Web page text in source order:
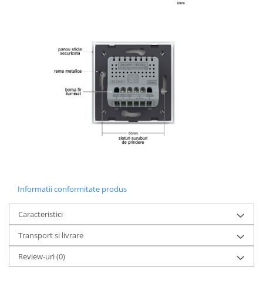
Informatii conformitate produs
Caracteristici
Transport si livrare
Review-uri(0)